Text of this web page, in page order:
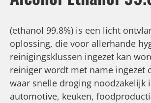
(ethanol 99.8%) is een licht
oplossing, die voor allerhande
reinigingsklussen ingezet kan
reiniger wordt met name ingezet
waar snelle droging noodzakelijk
automotive, keuken,